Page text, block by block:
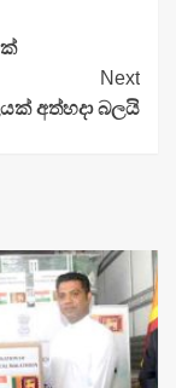
Next
අත්හදා බලයි